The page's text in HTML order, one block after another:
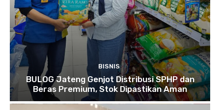
BISNIS
BULOG Jateng Genjot Distribusi SPHP dan
Beras Premium, Stok Dipastikan Aman